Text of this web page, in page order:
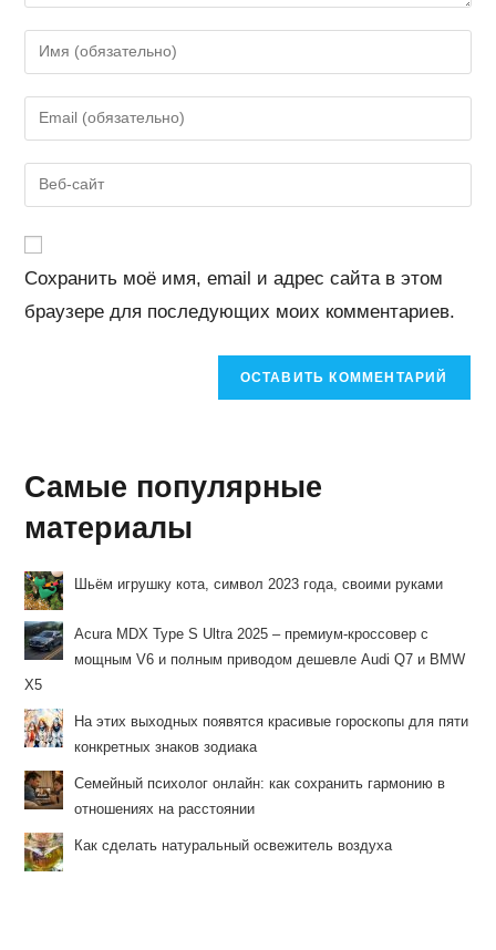
Введите
свое
имя
или
пользователя,
чтобы
прокомментировать
Введите
свой
email-
адрес,
Введите
URL
веб-
сайта
(необязательно)
Сохранить моё имя, email и адрес сайта в этом
браузере для последующих моих комментариев.
Самые популярные
материалы
Шьём игрушку кота, символ 2023 года, своими руками
Acura MDX Type S Ultra 2025 – премиум-кроссовер с
мощным V6 и полным приводом дешевле Audi Q7 и BMW
X5
На этих выходных появятся красивые гороскопы для пяти
конкретных знаков зодиака
Семейный психолог онлайн: как сохранить гармонию в
отношениях на расстоянии
Как сделать натуральный освежитель воздуха